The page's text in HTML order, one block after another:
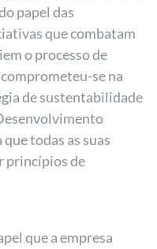
papel das
que combatam
o processo de
se na
de sustentabilidade
todas as suas
princípios de
que a empresa